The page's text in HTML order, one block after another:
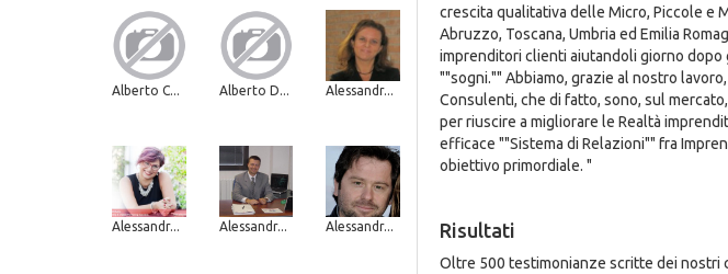
Alberto C... Alberto D... Alessandr...
Alessandr... Alessandr... Alessandr...
crescita qualitativa delle Micro, Piccole e
Abruzzo, Toscana, Umbria ed Emilia
imprenditori clienti aiutandoli giorno
""sogni."" Abbiamo, grazie al nostro
Consulenti, che di fatto, sono, sul
per riuscire a migliorare le Realtà
efficace ""Sistema di Relazioni"" fra
obiettivo primordiale. "
Risultati
Oltre 500 testimonianze scritte dei